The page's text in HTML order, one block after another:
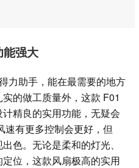
强大
力助手，能在最需要的地方
的做工质量外，这款 F01
精良的实用功能，无疑会
速有更多控制会更好，但
色。无论是柔和的灯光、
位，这款风扇极高的实用